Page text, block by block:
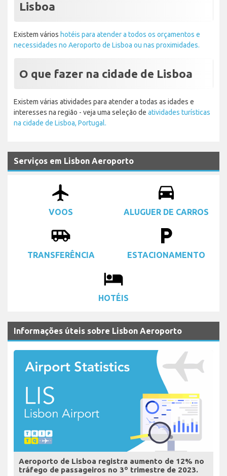
Lisboa
Existem vários hotéis para atender a todos os orçamentos e
necessidades no Aeroporto de Lisboa ou nas proximidades.
O que fazer na cidade de Lisboa
Existem várias atividades para atender a todas as idades e
interesses na região - veja uma seleção de atividades turísticas
na cidade de Lisboa, Portugal.
Serviços em Lisbon Aeroporto
airplanemode_active
VOOS
drive_eta
ALUGUER DE CARROS
airport_shuttle
TRANSFERÊNCIA
local_parking
ESTACIONAMENTO
local_hotel
HOTÉIS
Informações úteis sobre Lisbon Aeroporto
Aeroporto de Lisboa registra aumento de 12% no
tráfego de passageiros no 3º trimestre de 2023.